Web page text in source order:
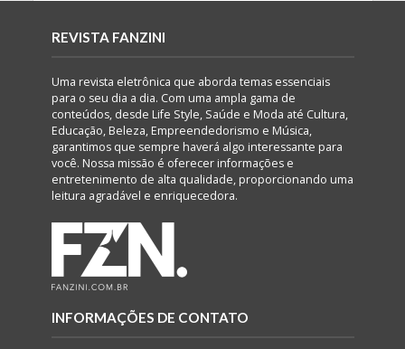
REVISTA FANZINI
Uma revista eletrônica que aborda temas essenciais
para o seu dia a dia. Com uma ampla gama de
conteúdos, desde Life Style, Saúde e Moda até Cultura,
Educação, Beleza, Empreendedorismo e Música,
garantimos que sempre haverá algo interessante para
você. Nossa missão é oferecer informações e
entretenimento de alta qualidade, proporcionando uma
leitura agradável e enriquecedora.
INFORMAÇÕES DE CONTATO